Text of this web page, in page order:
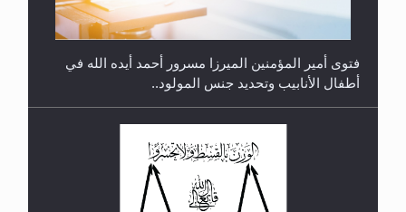
فتوى أمير المؤمنين الميرزا مسرور أحمد أيده الله في
أطفال الأنابيب وتحديد جنس المولود..